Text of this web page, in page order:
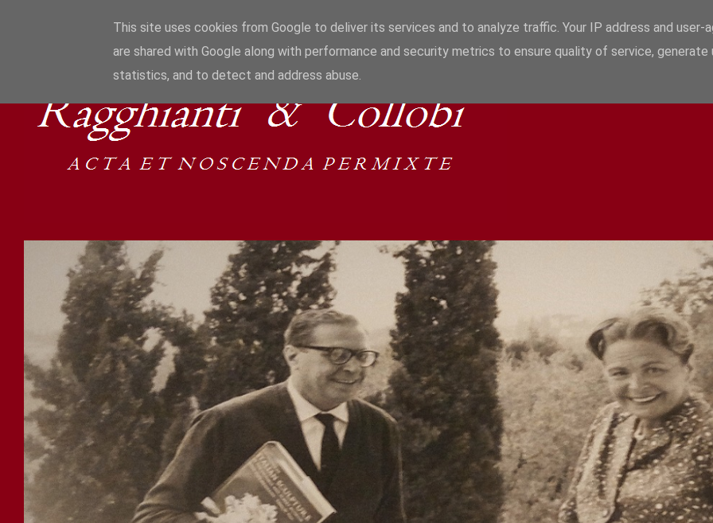
This site uses cookies from Google to deliver its services and to analyze traffic. Your IP address and user-
are shared with Google along with performance and security metrics to ensure quality of service, generate
statistics, and to detect and address abuse.